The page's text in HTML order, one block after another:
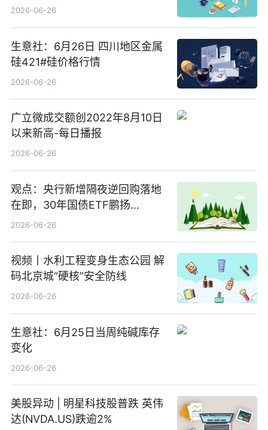
3.5%，近10日累计净流入超65
2026-06-26
生意社：6月26日 四川地区金属
硅421#硅价格行情
2026-06-26
广立微成交额创2022年8月10日
以来新高-每日播报
2026-06-26
观点：央行新增隔夜逆回购落地
在即，30年国债ETF鹏扬
(511090) 盘中小幅上涨
2026-06-26
视频丨水利工程变身生态公园 解
码北京城“硬核”安全防线
2026-06-26
生意社：6月25日当周纯碱库存
变化
2026-06-26
美股异动 | 明星科技股普跌 英伟
达(NVDA.US)跌逾2%